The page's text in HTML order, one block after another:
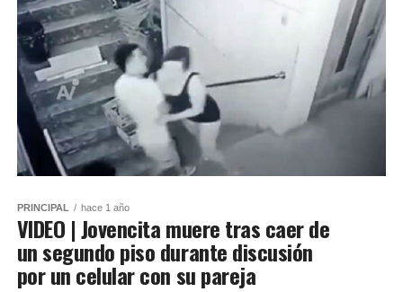
PRINCIPAL hace 1 año
VIDEO | Jovencita muere tras caer de
un segundo piso durante discusión
por un celular con su pareja